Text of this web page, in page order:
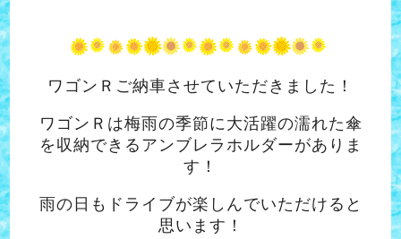
ワゴンＲご納車させていただきました！
ワゴンＲは梅雨の季節に大活躍の濡れた傘
を収納できるアンブレラホルダーがありま
す！
雨の日もドライブが楽しんでいただけると
思います！